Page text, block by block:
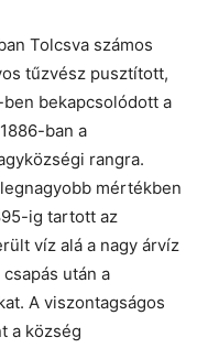
Tolcsva számos
tűzvész pusztított,
bekapcsolódott a
ban a
rangra.
mértékben
ig tartott az
víz alá a nagy árvíz
után a
A viszontagságos
a község